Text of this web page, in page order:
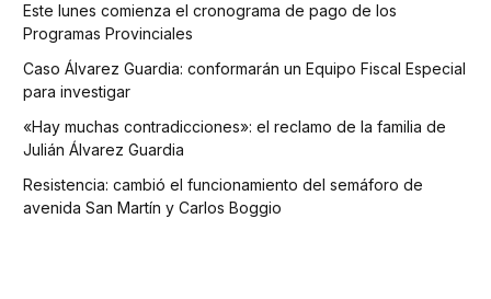
Este lunes comienza el cronograma de pago de los
Programas Provinciales
Caso Álvarez Guardia: conformarán un Equipo Fiscal Especial
para investigar
«Hay muchas contradicciones»: el reclamo de la familia de
Julián Álvarez Guardia
Resistencia: cambió el funcionamiento del semáforo de
avenida San Martín y Carlos Boggio